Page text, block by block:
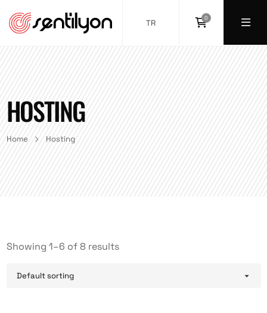
TR
0
HOSTING
Home Hosting
Showing 1–6 of 8 results